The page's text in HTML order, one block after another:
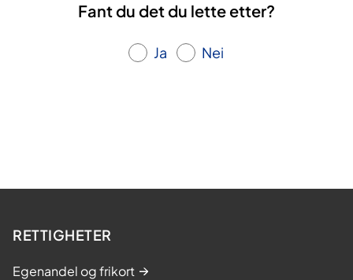
Fant du det du lette etter?
Ja Nei
RETTIGHETER
Egenandel og frikort